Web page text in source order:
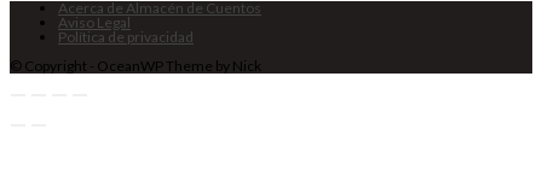
Acerca de Almacén de Cuentos
Aviso Legal
Política de privacidad
© Copyright - OceanWP Theme by Nick